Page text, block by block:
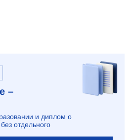
–
и диплом о
отдельного